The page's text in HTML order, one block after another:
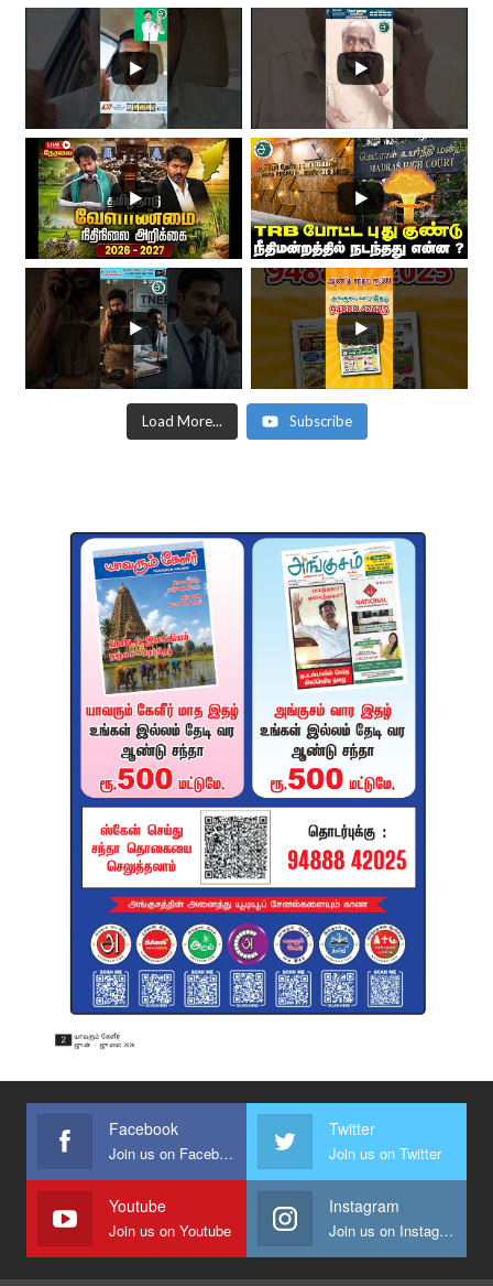
Load More... Subscribe
Facebook
Join us on Facebook
Twitter
Join us on Twitter
Youtube
Join us on Youtube
Instagram
Join us on Instagram